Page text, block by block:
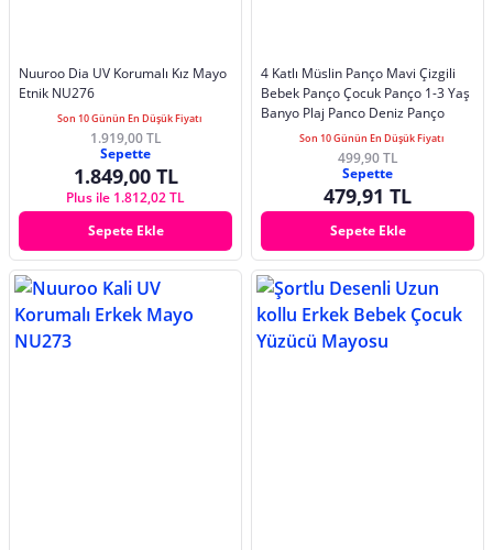
Nuuroo Dia UV Korumalı Kız Mayo
Etnik NU276
Son 10 Günün En Düşük Fiyatı
1.919,00 TL
Sepette
1.849,00 TL
Plus ile 1.812,02 TL
Sepete Ekle
4 Katlı Müslin Panço Mavi Çizgili
Bebek Panço Çocuk Panço 1-3 Yaş
Banyo Plaj Panco Deniz Panço
Son 10 Günün En Düşük Fiyatı
499,90 TL
Sepette
479,91 TL
Sepete Ekle